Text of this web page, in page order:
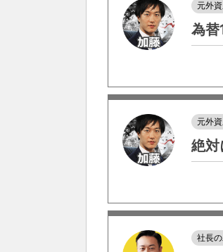
元外
為
元外
絶対
社長